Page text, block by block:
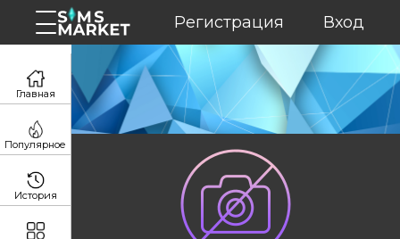
Регистрация Вход
Главная
Популярное
История